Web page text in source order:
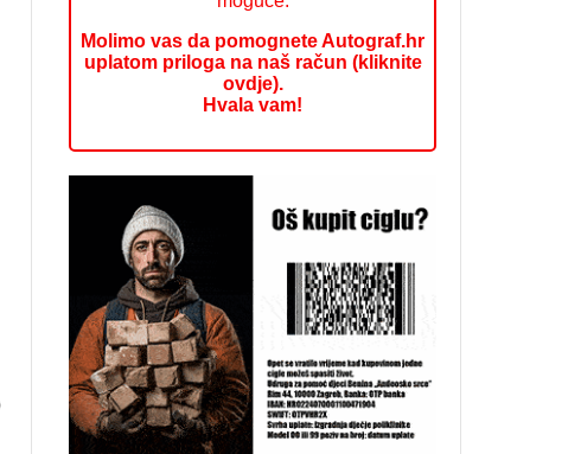
Molimo vas da pomognete Autograf.hr
uplatom priloga na naš račun (kliknite
ovdje).
Hvala vam!